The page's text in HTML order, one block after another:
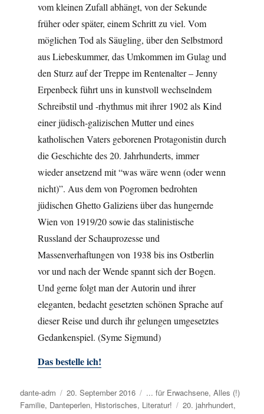
vom kleinen Zufall abhängt, von der Sekunde
früher oder später, einem Schritt zu viel. Vom
möglichen Tod als Säugling, über den Selbstmord
aus Liebeskummer, das Umkommen im Gulag und
den Sturz auf der Treppe im Rentenalter – Jenny
Erpenbeck führt uns in kunstvoll wechselndem
Schreibstil und -rhythmus mit ihrer 1902 als Kind
einer jüdisch-galizischen Mutter und eines
katholischen Vaters geborenen Protagonistin durch
die Geschichte des 20. Jahrhunderts, immer
wieder ansetzend mit “was wäre wenn (oder wenn
nicht)”. Aus dem von Pogromen bedrohten
jüdischen Ghetto Galiziens über das hungernde
Wien von 1919/20 sowie das stalinistische
Russland der Schauprozesse und
Massenverhaftungen von 1938 bis ins Ostberlin
vor und nach der Wende spannt sich der Bogen.
Und gerne folgt man der Autorin und ihrer
eleganten, bedacht gesetzten schönen Sprache auf
dieser Reise und durch ihr gelungen umgesetztes
Gedankenspiel. (Syme Sigmund)
Das bestelle ich!
Autor
dante-adm
Veröffentlicht
am
20. September 2016 Kategorien
... für Erwachsene,Alles (!)
Familie, Danteperlen, Historisches, Literatur! Schlagwörter
20. jahrhundert,